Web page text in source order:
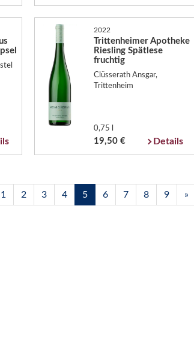
2022
Trittenheimer Apotheke
Riesling Spätlese
fruchtig
Clüsserath Ansgar,
Trittenheim
0,75 l
19,50 € Details
1 2 3 4 5 6 7 8 9 »